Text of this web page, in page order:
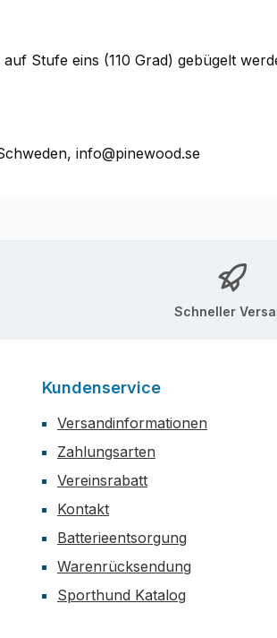
Stufe eins (110 Grad) gebügelt
info@pinewood.se
Schneller
Kundenservice
Versandinformationen
Zahlungsarten
Vereinsrabatt
Kontakt
Batterieentsorgung
Warenrücksendung
Sporthund Katalog